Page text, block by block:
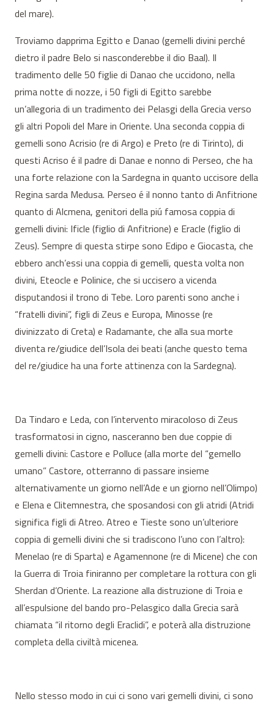
del mare).
Troviamo dapprima Egitto e Danao (gemelli divini perché
dietro il padre Belo si nasconderebbe il dio Baal). Il
tradimento delle 50 figlie di Danao che uccidono, nella
prima notte di nozze, i 50 figli di Egitto sarebbe
un’allegoria di un tradimento dei Pelasgi della Grecia verso
gli altri Popoli del Mare in Oriente. Una seconda coppia di
gemelli sono Acrisio (re di Argo) e Preto (re di Tirinto), di
questi Acriso é il padre di Danae e nonno di Perseo, che ha
una forte relazione con la Sardegna in quanto uccisore della
Regina sarda Medusa. Perseo é il nonno tanto di Anfitrione
quanto di Alcmena, genitori della piú famosa coppia di
gemelli divini: Ificle (figlio di Anfitrione) e Eracle (figlio di
Zeus). Sempre di questa stirpe sono Edipo e Giocasta, che
ebbero anch’essi una coppia di gemelli, questa volta non
divini, Eteocle e Polinice, che si uccisero a vicenda
disputandosi il trono di Tebe. Loro parenti sono anche i
“fratelli divini”, figli di Zeus e Europa, Minosse (re
divinizzato di Creta) e Radamante, che alla sua morte
diventa re/giudice dell’Isola dei beati (anche questo tema
del re/giudice ha una forte attinenza con la Sardegna).
Da Tindaro e Leda, con l’intervento miracoloso di Zeus
trasformatosi in cigno, nasceranno ben due coppie di
gemelli divini: Castore e Polluce (alla morte del “gemello
umano” Castore, otterranno di passare insieme
alternativamente un giorno nell’Ade e un giorno nell’Olimpo)
e Elena e Clitemnestra, che sposandosi con gli atridi (Atridi
significa figli di Atreo. Atreo e Tieste sono un’ulteriore
coppia di gemelli divini che si tradiscono l’uno con l’altro):
Menelao (re di Sparta) e Agamennone (re di Micene) che con
la Guerra di Troia finiranno per completare la rottura con gli
Sherdan d’Oriente. La reazione alla distruzione di Troia e
all’espulsione del bando pro-Pelasgico dalla Grecia sarà
chiamata “il ritorno degli Eraclidi”, e poterà alla distruzione
completa della civiltà micenea.
Nello stesso modo in cui ci sono vari gemelli divini, ci sono